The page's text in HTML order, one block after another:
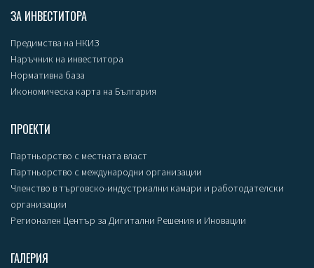
ЗА ИНВЕСТИТОРА
Предимства на НКИЗ
Наръчник на инвеститора
Нормативна база
Икономическа карта на България
ПРОЕКТИ
Партньорство с местната власт
Партньорство с международни организации
Членство в търговско-индустриални камари и работодателски
организации
Регионален Център за Дигитални Решения и Иновации
ГАЛЕРИЯ